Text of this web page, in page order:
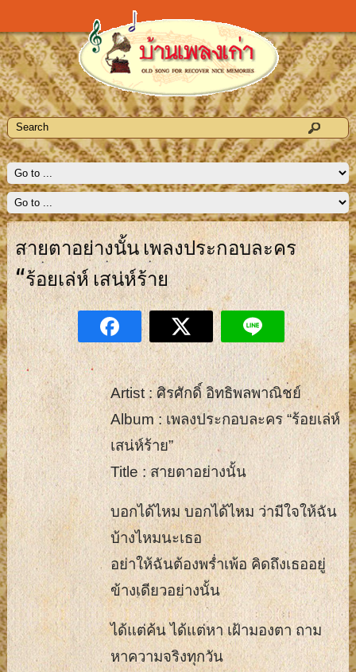
สายตาอย่างนั้น เพลงประกอบละคร
“ร้อยเล่ห์ เสน่ห์ร้าย
Artist : ศิรศักดิ์ อิทธิพลพาณิชย์
Album : เพลงประกอบละคร “ร้อยเล่ห์
เสน่ห์ร้าย”
Title : สายตาอย่างนั้น
บอกได้ไหม บอกได้ไหม ว่ามีใจให้ฉัน
บ้างไหมนะเธอ
อย่าให้ฉันต้องพร่ำเพ้อ คิดถึงเธออยู่
ข้างเดียวอย่างนั้น
ได้แต่ค้น ได้แต่หา เฝ้ามองตา ถาม
หาความจริงทุกวัน